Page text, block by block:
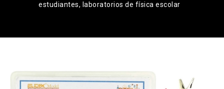
estudiantes, laboratorios de física escolar